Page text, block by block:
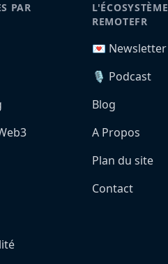
PAR
L'ÉCOSYSTÈME
REMOTEFR
💌 Newsletter
🎙️ Podcast
Blog
A Propos
Plan du site
Contact